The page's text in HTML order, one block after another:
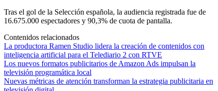
Tras el gol de la Selección española, la audiencia registrada fue de
16.675.000 espectadores y 90,3% de cuota de pantalla.
Contenidos relacionados
La productora Ramen Studio lidera la creación de contenidos con
inteligencia artificial para el Telediario 2 con RTVE
Los nuevos formatos publicitarios de Amazon Ads impulsan la
televisión programática local
Nuevas métricas de atención transforman la estrategia publicitaria en